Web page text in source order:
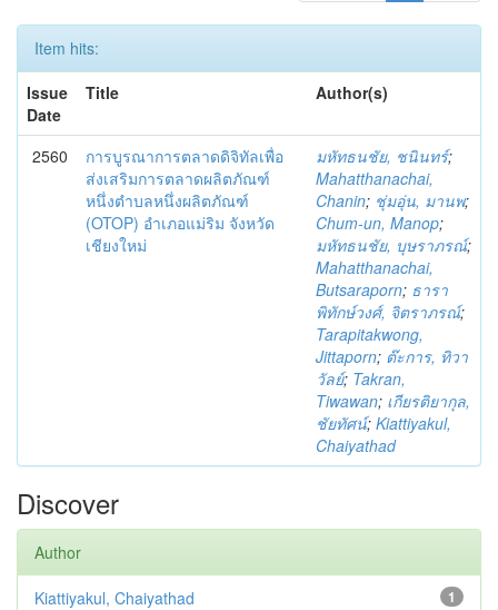
Item hits:
Issue
Date
Title Author(s)
2560
การบูรณาการตลาดดิจิทัลเพื่อ
ส่งเสริมการตลาดผลิตภัณฑ์
หนึ่งตำบลหนึ่งผลิตภัณฑ์
(OTOP) อำเภอแม่ริม จังหวัด
เชียงใหม่
มหัทธนชัย, ชนินทร์;
Mahatthanachai,
Chanin; ชุ่มอุ่น, มานพ;
Chum-un, Manop;
มหัทธนชัย, บุษราภรณ์;
Mahatthanachai,
Butsaraporn; ธารา
พิทักษ์วงศ์, จิตราภรณ์;
Tarapitakwong,
Jittaporn; ต๊ะการ, ทิวา
วัลย์; Takran,
Tiwawan; เกียรติยากุล,
ชัยทัศน์; Kiattiyakul,
Chaiyathad
Discover
Author
1
Kiattiyakul, Chaiyathad